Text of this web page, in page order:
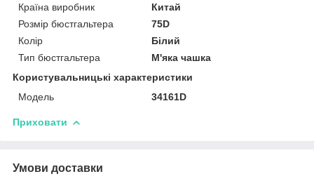
Країна виробник
Китай
Розмір бюстгальтера
75D
Колір
Білий
Тип бюстгальтера
М'яка чашка
Користувальницькі характеристики
Модель
34161D
Приховати
Умови доставки